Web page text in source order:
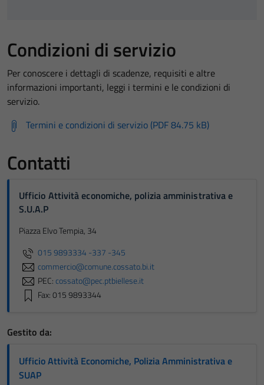
Condizioni di servizio
Per conoscere i dettagli di scadenze, requisiti e altre
informazioni importanti, leggi i termini e le condizioni di
servizio.
Termini e condizioni di servizio (PDF 84.75 kB)
Contatti
Ufficio Attività economiche, polizia amministrativa e
S.U.A.P
Piazza Elvo Tempia, 34
015 9893334 -337 -345
commercio@comune.cossato.bi.it
PEC:cossato@pec.ptbiellese.it
Fax: 015 9893344
Gestito da:
Ufficio Attività Economiche, Polizia Amministrativa e
SUAP